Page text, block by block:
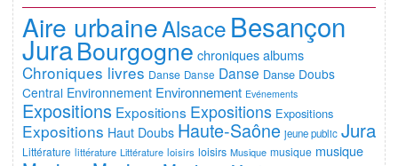
Aire urbaineAlsace Besançon
JuraBourgogne chroniques albums
Chroniques livres Danse Danse Danse Danse Doubs
Central Environnement Environnement Evénements
Expositions Expositions Expositions Expositions
Expositions Haut Doubs Haute-Saône jeune public Jura
Littérature littérature Littérature loisirs loisirs Musique musique musique